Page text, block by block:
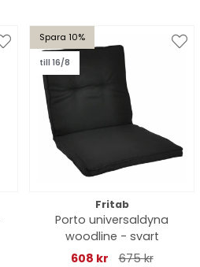
Spara 10%
till 16/8
Fritab
Porto universaldyna
woodline - svart
608 kr
675 kr